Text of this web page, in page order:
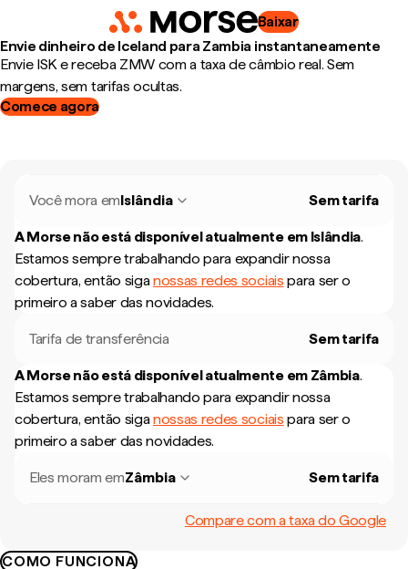
Baixar
Envie dinheiro de Iceland para Zambia instantaneamente
Envie ISK e receba ZMW com a taxa de câmbio real. Sem
margens, sem tarifas ocultas.
Comece agora
Você mora emIslândia Sem tarifa
A Morse não está disponível atualmente em Islândia.
Estamos sempre trabalhando para expandir nossa
cobertura, então siganossas redes sociais para ser o
primeiro a saber das novidades.
Tarifa de transferência Sem tarifa
A Morse não está disponível atualmente em Zâmbia.
Estamos sempre trabalhando para expandir nossa
cobertura, então siganossas redes sociais para ser o
primeiro a saber das novidades.
Eles moram emZâmbia Sem tarifa
Compare com a taxa do Google
COMO FUNCIONA